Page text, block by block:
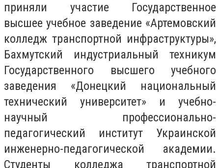
приняли участие Государственное
высшее учебное заведение «Артемовский
колледж транспортной инфраструктуры»,
Бахмутский индустриальный техникум
Государственного высшего учебного
заведения «Донецкий национальный
технический университет» и учебно-
научный профессионально-
педагогический институт Украинской
инженерно-педагогической академии.
Студенты колледжа транспортной